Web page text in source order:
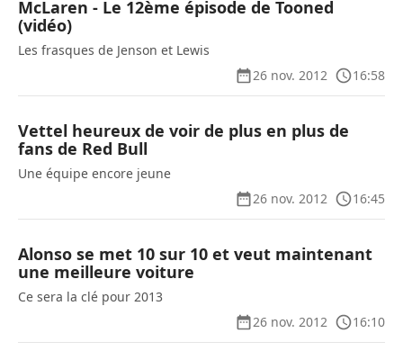
McLaren - Le 12ème épisode de Tooned
(vidéo)
Les frasques de Jenson et Lewis
26 nov. 2012
16:58
Vettel heureux de voir de plus en plus de
fans de Red Bull
Une équipe encore jeune
26 nov. 2012
16:45
Alonso se met 10 sur 10 et veut maintenant
une meilleure voiture
Ce sera la clé pour 2013
26 nov. 2012
16:10